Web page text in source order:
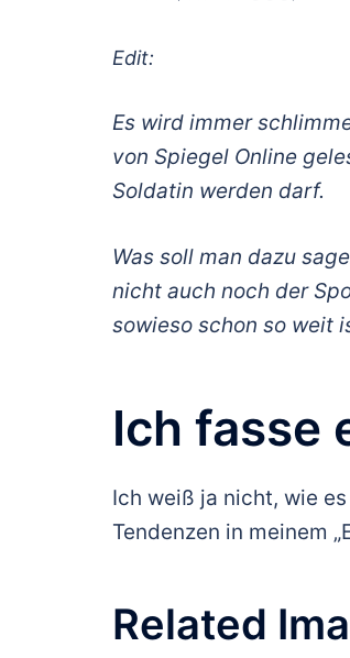
Edit:
Es wird immer
von Spiegel Online
Soldatin werden darf.
Was soll man dazu
nicht auch noch der
sowieso schon so weit
Ich fasse
Ich weiß ja nicht, wie
Tendenzen in meinem
Related